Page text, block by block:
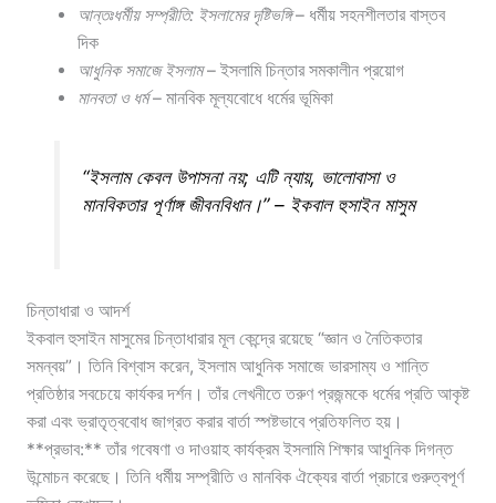
আন্তঃধর্মীয় সম্প্রীতি: ইসলামের দৃষ্টিভঙ্গি– ধর্মীয় সহনশীলতার বাস্তব
দিক
আধুনিক সমাজে ইসলাম– ইসলামি চিন্তার সমকালীন প্রয়োগ
মানবতা ও ধর্ম– মানবিক মূল্যবোধে ধর্মের ভূমিকা
“ইসলাম কেবল উপাসনা নয়; এটি ন্যায়, ভালোবাসা ও
মানবিকতার পূর্ণাঙ্গ জীবনবিধান।” – ইকবাল হুসাইন মাসুম
চিন্তাধারা ও আদর্শ
ইকবাল হুসাইন মাসুমের চিন্তাধারার মূল কেন্দ্রে রয়েছে “জ্ঞান ও নৈতিকতার
সমন্বয়”। তিনি বিশ্বাস করেন, ইসলাম আধুনিক সমাজে ভারসাম্য ও শান্তি
প্রতিষ্ঠার সবচেয়ে কার্যকর দর্শন। তাঁর লেখনীতে তরুণ প্রজন্মকে ধর্মের প্রতি আকৃষ্ট
করা এবং ভ্রাতৃত্ববোধ জাগ্রত করার বার্তা স্পষ্টভাবে প্রতিফলিত হয়।
**প্রভাব:** তাঁর গবেষণা ও দাওয়াহ কার্যক্রম ইসলামি শিক্ষার আধুনিক দিগন্ত
উন্মোচন করেছে। তিনি ধর্মীয় সম্প্রীতি ও মানবিক ঐক্যের বার্তা প্রচারে গুরুত্বপূর্ণ